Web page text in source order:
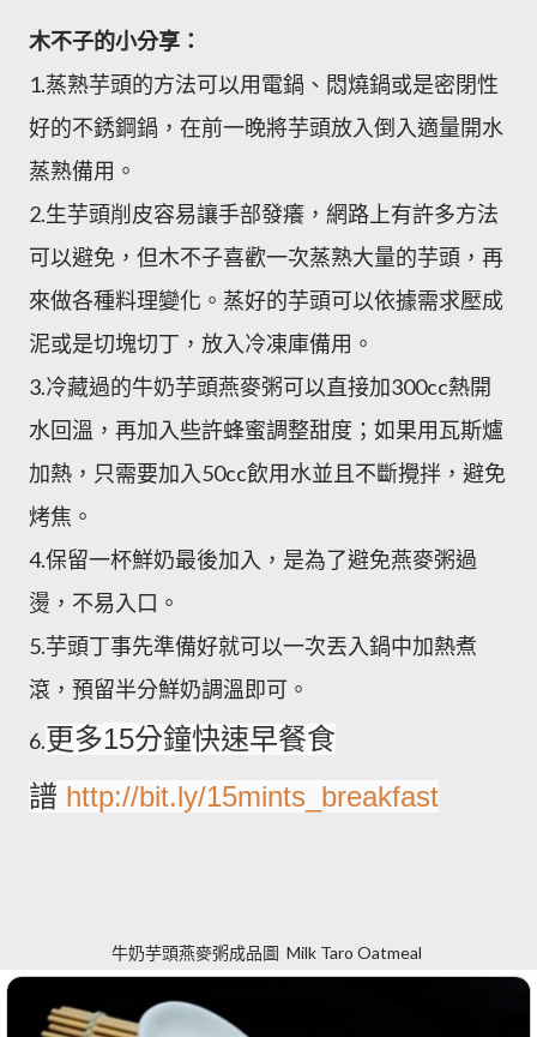
木不子的小分享：
1.蒸熟芋頭的方法可以用電鍋、悶燒鍋或是密閉性
好的不銹鋼鍋，在前一晚將芋頭放入倒入適量開水
蒸熟備用。
2.生芋頭削皮容易讓手部發癢，網路上有許多方法
可以避免，但木不子喜歡一次蒸熟大量的芋頭，再
來做各種料理變化。蒸好的芋頭可以依據需求壓成
泥或是切塊切丁，放入冷凍庫備用。
3.冷藏過的牛奶芋頭燕麥粥可以直接加300cc熱開
水回溫，再加入些許蜂蜜調整甜度；如果用瓦斯爐
加熱，只需要加入50cc飲用水並且不斷攪拌，避免
烤焦。
4.保留一杯鮮奶最後加入，是為了避免燕麥粥過
燙，不易入口。
5.芋頭丁事先準備好就可以一次丟入鍋中加熱煮
滾，預留半分鮮奶調溫即可。
6.更多15分鐘快速早餐食
譜 http://bit.ly/15mints_breakfast
牛奶芋頭燕麥粥成品圖 Milk Taro Oatmeal